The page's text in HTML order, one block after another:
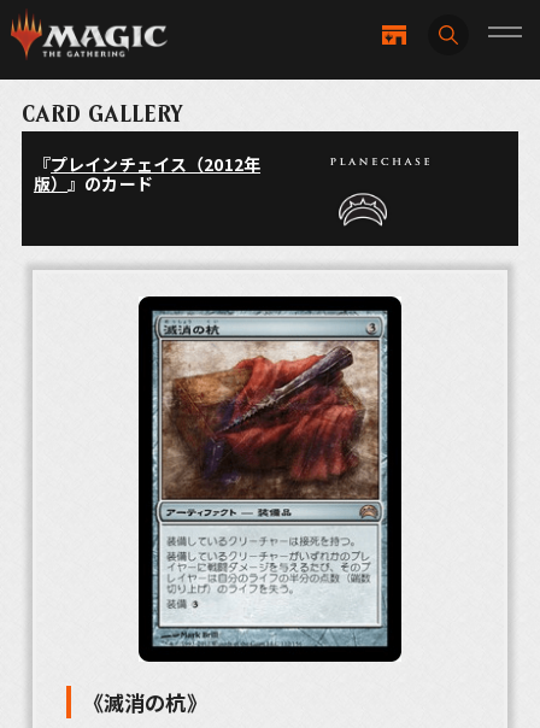
CARD GALLERY
『プレインチェイス（2012年
版）』のカード
《滅消の杭》